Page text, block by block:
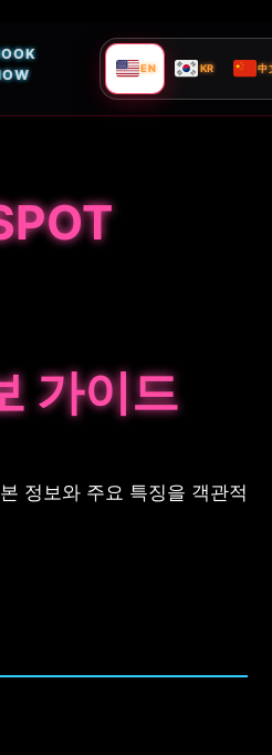
EN KR 中
가이드
정보와 주요 특징을 객관적